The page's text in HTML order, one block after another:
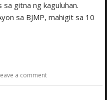
gitna ng kaguluhan.
sa BJMP, mahigit sa 10
a comment